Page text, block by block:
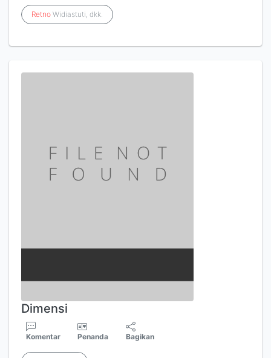
Retno Widiastuti, dkk.
Dimensi
Komentar Penanda Bagikan